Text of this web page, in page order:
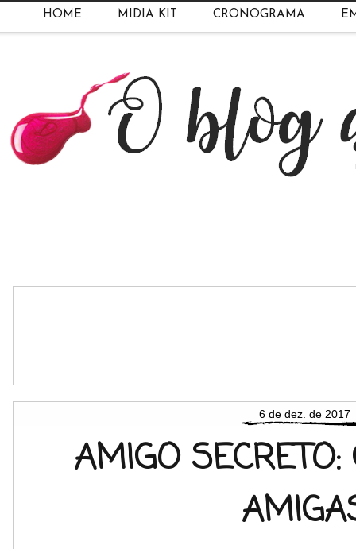
HOME MIDIA KIT CRONOGRAMA
6 de dez. de 2017
AMIGO